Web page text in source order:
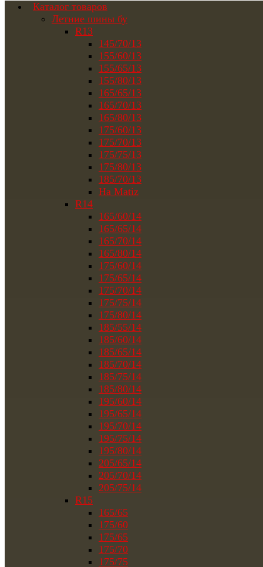
Каталог товаров
Летние шины бу
R13
145/70/13
155/60/13
155/65/13
155/80/13
165/65/13
165/70/13
165/80/13
175/60/13
175/70/13
175/75/13
175/80/13
185/70/13
На Matiz
R14
165/60/14
165/65/14
165/70/14
165/80/14
175/60/14
175/65/14
175/70/14
175/75/14
175/80/14
185/55/14
185/60/14
185/65/14
185/70/14
185/75/14
185/80/14
195/60/14
195/65/14
195/70/14
195/75/14
195/80/14
205/65/14
205/70/14
205/75/14
R15
165/65
175/60
175/65
175/70
175/75